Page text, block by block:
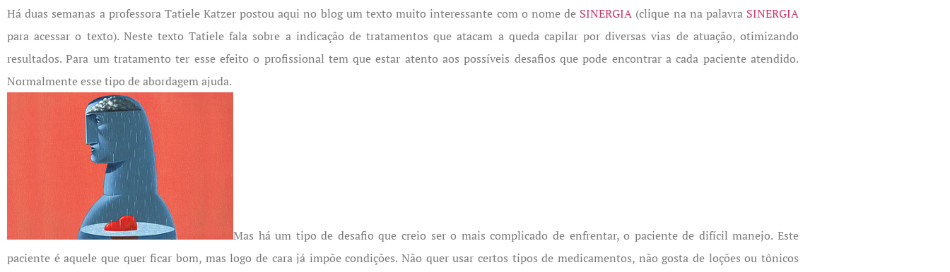
Há duas semanas a professora Tatiele Katzer postou aqui no blog um texto muito interessante com o nome de SINERGIA (clique na na palavra SINERGIA
para acessar o texto). Neste texto Tatiele fala sobre a indicação de tratamentos que atacam a queda capilar por diversas vias de atuação, otimizando
resultados. Para um tratamento ter esse efeito o profissional tem que estar atento aos possíveis desafios que pode encontrar a cada paciente atendido.
Normalmente esse tipo de abordagem ajuda.
Mas há um tipo de desafio que creio ser o mais complicado de enfrentar, o paciente de difícil manejo. Este
paciente é aquele que quer ficar bom, mas logo de cara já impõe condições. Não quer usar certos tipos de medicamentos, não gosta de loções ou tônicos